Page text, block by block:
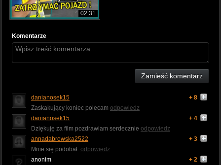
02:31
Komentarze
Zamieść komentarz
danianosek15
+ 8
Zaskakujący koniec polecam odpowiedz
danianosek15
+ 4
Dziękuję za film pozdrawiam serdecznie odpowiedz
annadabrowska2522
+ 3
Mnie się podobał. odpowiedz
anonim
+ 2